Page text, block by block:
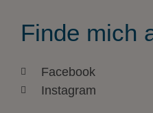
Finde mich
Facebook
Instagram